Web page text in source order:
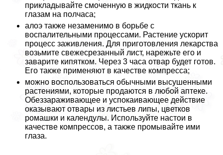
прикладывайте смоченную в жидкости ткань к
глазам на полчаса;
алоэ также незаменимо в борьбе с
воспалительными процессами. Растение ускорит
процесс заживления. Для приготовления лекарства
возьмите свежесрезанный лист, нарежьте его и
заварите кипятком. Через 3 часа отвар будет готов.
Его также применяют в качестве компресса;
можно воспользоваться обычными высушенными
растениями, которые продаются в любой аптеке.
Обеззараживающее и успокаивающее действие
оказывают отвары из листьев липы, цветков
ромашки и календулы. Используйте настои в
качестве компрессов, а также промывайте ими
глаза.